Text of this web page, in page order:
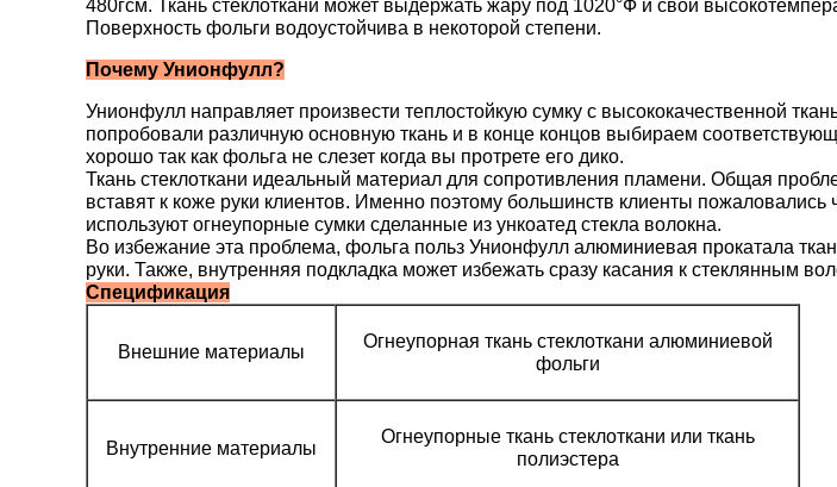
480гсм. Ткань стеклоткани может выдержать жару под 1020°Ф и свой
Поверхность фольги водоустойчива в некоторой степени.
Почему Унионфулл?
Унионфулл направляет произвести теплостойкую сумку с высококачественной
попробовали различную основную ткань и в конце концов выбираем
хорошо так как фольга не слезет когда вы протрете его дико.
Ткань стеклоткани идеальный материал для сопротивления пламени. Общая
вставят к коже руки клиентов. Именно поэтому большинств клиенты
используют огнеупорные сумки сделанные из ункоатед стекла волокна.
Во избежание эта проблема, фольга польз Унионфулл алюминиевая прокатала
руки. Также, внутренняя подкладка может избежать сразу касания к стеклянным
Спецификация
Внешние материалы
Огнеупорная ткань стеклоткани алюминиевой
фольги
Внутренние материалы
Огнеупорные ткань стеклоткани или ткань
полиэстера